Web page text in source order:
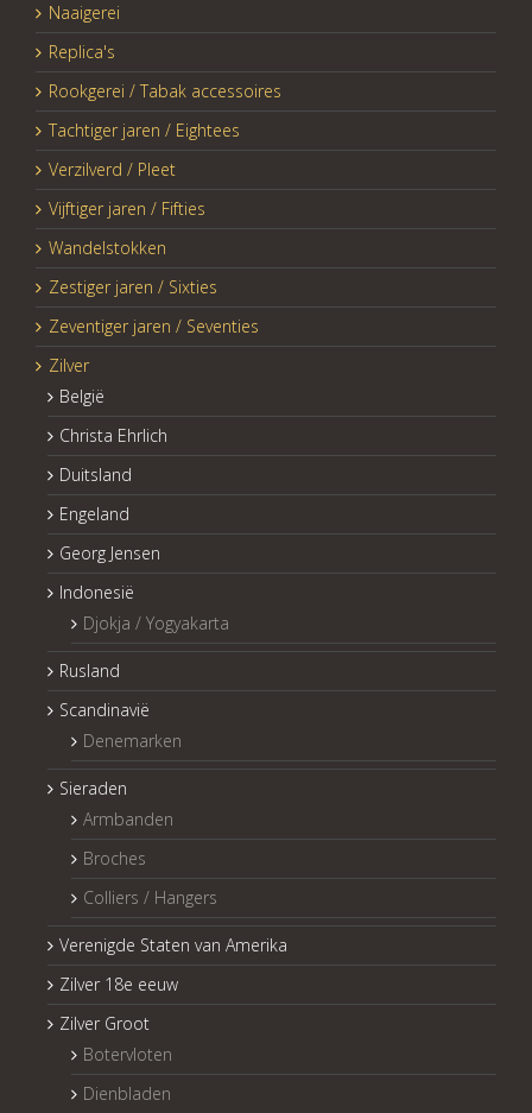
Naaigerei
Replica's
Rookgerei / Tabak accessoires
Tachtiger jaren / Eightees
Verzilverd / Pleet
Vijftiger jaren / Fifties
Wandelstokken
Zestiger jaren / Sixties
Zeventiger jaren / Seventies
Zilver
België
Christa Ehrlich
Duitsland
Engeland
Georg Jensen
Indonesië
Djokja / Yogyakarta
Rusland
Scandinavië
Denemarken
Sieraden
Armbanden
Broches
Colliers / Hangers
Verenigde Staten van Amerika
Zilver 18e eeuw
Zilver Groot
Botervloten
Dienbladen